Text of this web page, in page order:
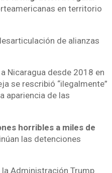
en territorio
de alianzas
Nicaragua desde 2018 en
se rescribió “ilegalmente”
apariencia de las
horribles a miles de
las detenciones
Administración Trump